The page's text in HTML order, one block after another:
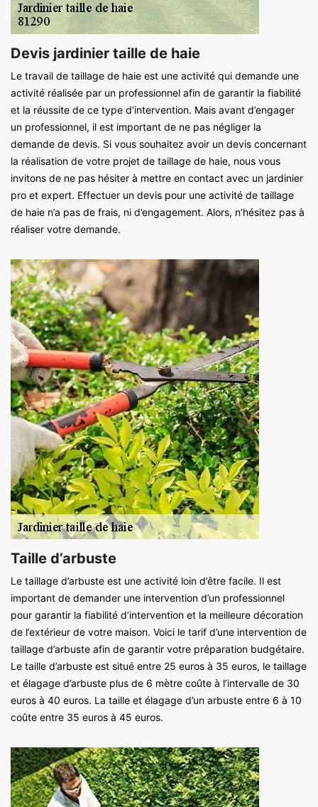
Devis jardinier taille de haie
Le travail de taillage de haie est une activité qui demande une
activité réalisée par un professionnel afin de garantir la fiabilité
et la réussite de ce type d’intervention. Mais avant d’engager
un professionnel, il est important de ne pas négliger la
demande de devis. Si vous souhaitez avoir un devis concernant
la réalisation de votre projet de taillage de haie, nous vous
invitons de ne pas hésiter à mettre en contact avec un jardinier
pro et expert. Effectuer un devis pour une activité de taillage
de haie n’a pas de frais, ni d’engagement. Alors, n’hésitez pas à
réaliser votre demande.
Taille d’arbuste
Le taillage d’arbuste est une activité loin d’être facile. Il est
important de demander une intervention d’un professionnel
pour garantir la fiabilité d’intervention et la meilleure décoration
de l’extérieur de votre maison. Voici le tarif d’une intervention de
taillage d’arbuste afin de garantir votre préparation budgétaire.
Le taille d’arbuste est situé entre 25 euros à 35 euros, le taillage
et élagage d’arbuste plus de 6 mètre coûte à l’intervalle de 30
euros à 40 euros. La taille et élagage d’un arbuste entre 6 à 10
coûte entre 35 euros à 45 euros.